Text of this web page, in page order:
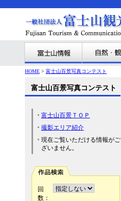
HOME > 富士山百景写真コンテスト
富士山百景写真コンテスト
富士山百景ＴＯＰ
撮影エリア紹介
現在ご覧いただける情報がご
ざいません。
回
数：